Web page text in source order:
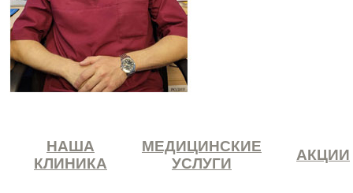
НАША
КЛИНИКА
МЕДИЦИНСКИЕ
УСЛУГИ
АКЦИИ